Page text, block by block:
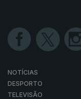
NOTÍCIAS
DESPORTO
TELEVISÃO